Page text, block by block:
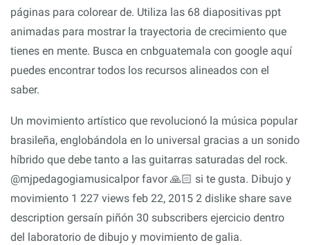
páginas para colorear de. Utiliza las 68 diapositivas ppt
animadas para mostrar la trayectoria de crecimiento que
tienes en mente. Busca en cnbguatemala con google aquí
puedes encontrar todos los recursos alineados con el
saber.
Un movimiento artístico que revolucionó la música popular
brasileña, englobándola en lo universal gracias a un sonido
híbrido que debe tanto a las guitarras saturadas del rock.
@mjpedagogiamusicalpor favor 🙏🏻 si te gusta. Dibujo y
movimiento 1 227 views feb 22, 2015 2 dislike share save
description gersaín piñón 30 subscribers ejercicio dentro
del laboratorio de dibujo y movimiento de galia.